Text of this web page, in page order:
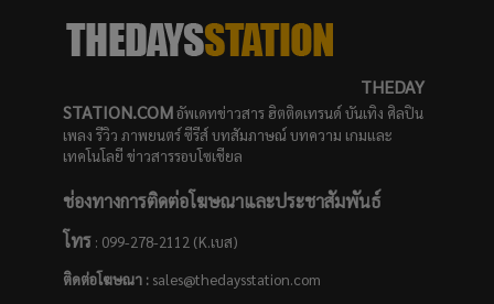
THEDAY
STATION.COMอัพเดทข่าวสาร ฮิตติดเทรนด์ บันเทิง ศิลปิน
เพลง รีวิว ภาพยนตร์ ซีรีส์ บทสัมภาษณ์ บทความ เกมและ
เทคโนโลยี ข่าวสารรอบโซเชียล
ช่องทางการติดต่อโฆษณาและประชาสัมพันธ์
โทร: 099-278-2112 (K.เบส)
ติดต่อโฆษณา :sales@thedaysstation.com